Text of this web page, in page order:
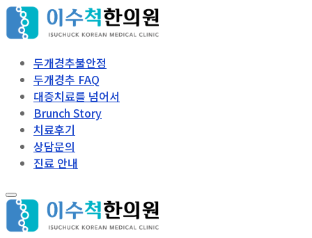
콘
메
닫
두개경추불안정
두개경추 FAQ
대증치료를 넘어서
Brunch Story
치료후기
상담문의
진료 안내